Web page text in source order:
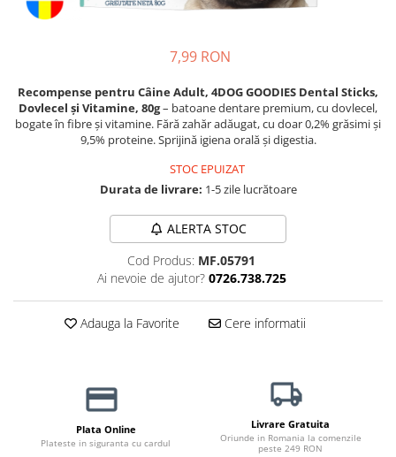
Cuști și Genți
Zgărzi, Lese & Hamuri
Jucării Câini
Cuști & Genți Pisici
Litiere Pisici
Jucării Pisici
7,99 RON
Recompense pentru Câine Adult, 4DOG GOODIES Dental Sticks,
Dovlecel și Vitamine, 80g– batoane dentare premium, cu dovlecel,
bogate în fibre și vitamine. Fără zahăr adăugat, cu doar 0,2% grăsimi și
9,5% proteine. Sprijină igiena orală și digestia.
STOC EPUIZAT
Durata de livrare: 1-5 zile lucrătoare
ALERTA STOC
Cod Produs: MF.05791
Ai nevoie de ajutor? 0726.738.725
Adauga la Favorite Cere informatii
Plata Online
Plateste in siguranta cu cardul
Livrare Gratuita
Oriunde in Romania la comenzile
peste 249 RON